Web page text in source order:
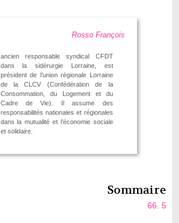
Rosso François
ancien responsable syndical CFDT
dans la sidérurgie Lorraine, est
président de l’union régionale Lorraine
de la CLCV (Confédération de la
Consommation, du Logement et du
Cadre de Vie). Il assume des
responsabilités nationales et régionales
dans la mutualité et l’économie sociale
et solidaire.
Sommaire
66. 5